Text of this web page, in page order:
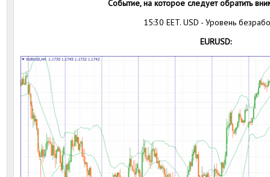
Событие, на которое следует обратить
15:30 EET. USD - Уровень
EURUSD: